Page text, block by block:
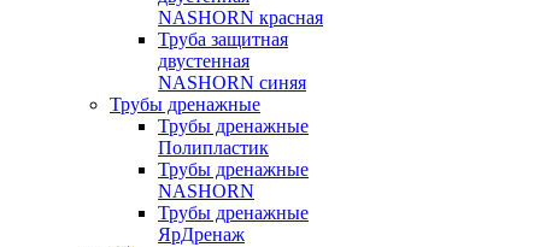
NASHORN красная
Труба защитная
двустенная
NASHORN синяя
Трубы дренажные
Трубы дренажные
Полипластик
Трубы дренажные
NASHORN
Трубы дренажные
ЯрДренаж